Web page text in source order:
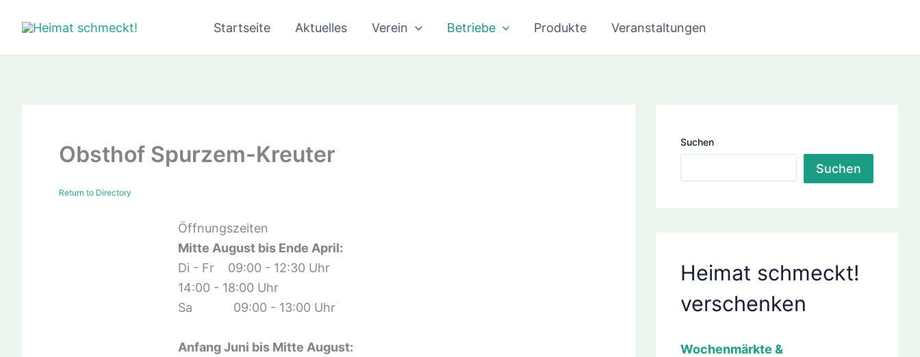
Inhalt
Startseite Aktuelles Verein Betriebe Produkte Veranstaltungen
Obsthof Spurzem-Kreuter
Return to Directory
Öffnungszeiten
Mitte August bis Ende April:
Di - Fr 09:00 - 12:30 Uhr
14:00 - 18:00 Uhr
Sa 09:00 - 13:00 Uhr
Anfang Juni bis Mitte August:
Suchen
Suchen
Heimat schmeckt!
verschenken
Wochenmärkte &